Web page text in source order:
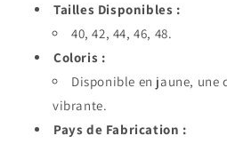
Tailles Disponibles :
40, 42, 44, 46, 48.
Coloris :
Disponible en jaune, une
vibrante.
Pays de Fabrication :